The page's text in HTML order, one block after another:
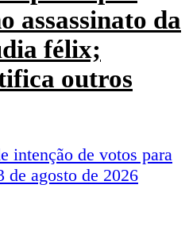
assassinato da
félix;
outros